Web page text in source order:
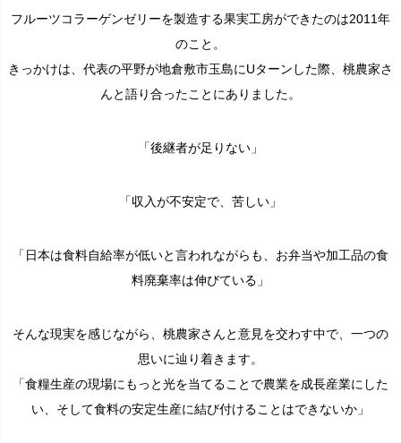
フルーツコラーゲンゼリーを製造する果実工房ができたのは2011年
のこと。
きっかけは、代表の平野が地倉敷市玉島にUターンした際、桃農家さ
んと語り合ったことにありました。
「後継者が足りない」
「収入が不安定で、苦しい」
「日本は食料自給率が低いと言われながらも、お弁当や加工品の食
料廃棄率は伸びている」
そんな現実を感じながら、桃農家さんと意見を交わす中で、一つの
思いに辿り着きます。
「食糧生産の現場にもっと光を当てることで農業を成長産業にした
い、そして食料の安定生産に結び付けることはできないか」